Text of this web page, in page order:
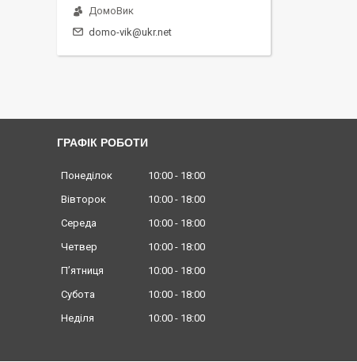
ДомоВик
domo-vik@ukr.net
ГРАФІК РОБОТИ
Понеділок 10:00
18:00
Вівторок
10:00
18:00
Середа
10:00
18:00
Четвер
10:00
18:00
Пʼятниця
10:00
18:00
Субота
10:00
18:00
Неділя
10:00 18:00